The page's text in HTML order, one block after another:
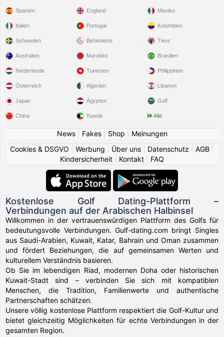
Spanien
Italien
Schweden
England
Portugal
Behinderte
Mexiko
Kolumbien
Tiere
Australien
Niederlande
Österreich
Japan
China
Marokko
Tunesien
Algerien
Ägypten
Kuwait
Brasilien
Philippinen
Libanon
Golf
Alle
News| Fakes| Shop
Meinungen
Cookies & DSGVO
Werbung Über uns Datenschutz AGB
Kindersicherheit
Kontakt FAQ
Kostenlose Golf Dating-Plattform –
Verbindungen auf der Arabischen Halbinsel
Willkommen in der vertrauenswürdigen Plattform des Golfs für
bedeutungsvolle Verbindungen. Gulf-dating.com bringt Singles
aus Saudi-Arabien, Kuwait, Katar, Bahrain und Oman zusammen
und fördert Beziehungen, die auf gemeinsamen Werten und
kulturellem Verständnis basieren.
Ob Sie im lebendigen Riad, modernen Doha oder historischen
Kuwait-Stadt sind – verbinden Sie sich mit kompatiblen
Menschen, die Tradition, Familienwerte und authentische
Partnerschaften schätzen.
Unsere völlig kostenlose Plattform respektiert die Golf-Kultur und
bietet gleichzeitig Möglichkeiten für echte Verbindungen in der
gesamten Region.